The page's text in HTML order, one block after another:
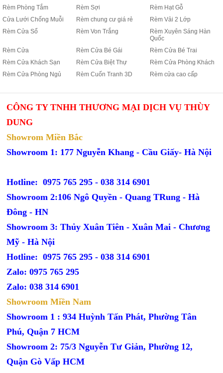
Rèm Phòng Tắm
Rèm Sợi
Rèm Hạt Gỗ
Cửa Lưới Chống Muỗi
Rèm chung cư giá rẻ
Rèm Vải 2 Lớp
Rèm Cửa Sổ
Rèm Von Trắng
Rèm Xuyên Sáng Hàn
Quốc
Rèm Cửa
Rèm Cửa Bé Gái
Rèm Cửa Bé Trai
Rèm Cửa Khách Sạn
Rèm Cửa Biệt Thự
Rèm Cửa Phòng Khách
Rèm Cửa Phòng Ngủ
Rèm Cuốn Tranh 3D Rèm cửa cao cấp
CÔNG TY TNHH THƯƠNG MẠI DỊCH VỤ THÙY
DUNG
Showrom Miền Bắc
Showroom 1: 177 Nguyễn Khang - Cầu Giấy- Hà Nội
Hotline: 0975 765 295 -038 314 6901
Showroom 2:106 Ngô Quyền - Quang TRung - Hà
Đông - HN
Showroom 3: Thủy Xuân Tiên - Xuân Mai - Chương
Mỹ - Hà Nội
Hotline: 0975 765 295 -038 314 6901
Zalo: 0975 765 295
Zalo: 038 314 6901
Showroom Miền Nam
Showroom 1 : 934 Huỳnh Tấn Phát, Phường Tân
Phú, Quận 7 HCM
Showroom 2: 75/3 Nguyễn Tư Giản, Phường 12,
Quận Gò Vấp HCM